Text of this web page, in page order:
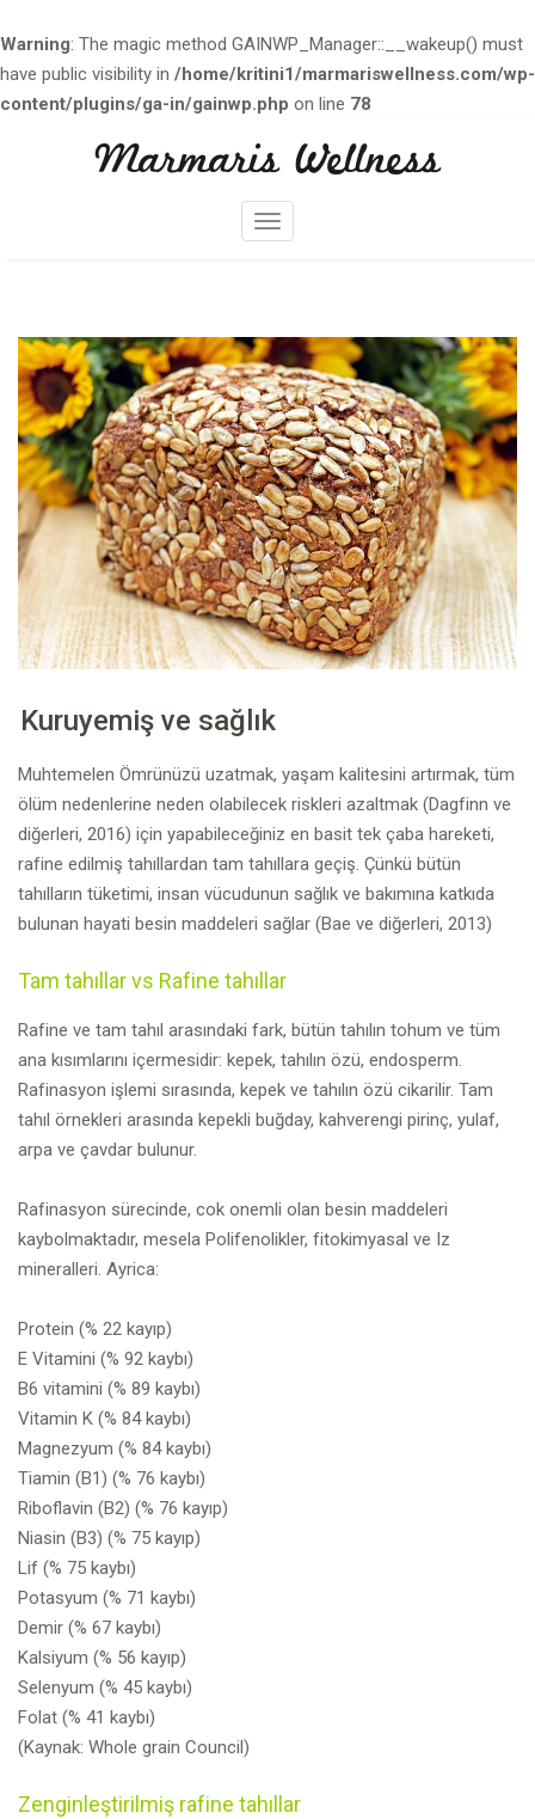
Warning: The magic method GAINWP_Manager::__wakeup() must
have public visibility in /home/kritini1/marmariswellness.com/wp-
content/plugins/ga-in/gainwp.php on line 78
Marmaris Wellness
M
y
ü
a
ç
/
k
a
p
a
Kuruyemiş ve sağlık
Muhtemelen Ömrünüzü uzatmak, yaşam kalitesini artırmak, tüm
ölüm nedenlerine neden olabilecek riskleri azaltmak (Dagfinn ve
diğerleri, 2016) için yapabileceğiniz en basit tek çaba hareketi,
rafine edilmiş tahıllardan tam tahıllara geçiş. Çünkü bütün
tahılların tüketimi, insan vücudunun sağlık ve bakımına katkıda
bulunan hayati besin maddeleri sağlar (Bae ve diğerleri, 2013)
Tam tahıllar vs Rafine tahıllar
Rafine ve tam tahıl arasındaki fark, bütün tahılın tohum ve tüm
ana kısımlarını içermesidir: kepek, tahılın özü, endosperm.
Rafinasyon işlemi sırasında, kepek ve tahılın özü cikarilir. Tam
tahıl örnekleri arasında kepekli buğday, kahverengi pirinç, yulaf,
arpa ve çavdar bulunur.
Rafinasyon sürecinde, cok onemli olan besin maddeleri
kaybolmaktadır, mesela Polifenolikler, fitokimyasal ve Iz
mineralleri. Ayrica:
Protein (% 22 kayıp)
E Vitamini (% 92 kaybı)
B6 vitamini (% 89 kaybı)
Vitamin K (% 84 kaybı)
Magnezyum (% 84 kaybı)
Tiamin (B1) (% 76 kaybı)
Riboflavin (B2) (% 76 kayıp)
Niasin (B3) (% 75 kayıp)
Lif (% 75 kaybı)
Potasyum (% 71 kaybı)
Demir (% 67 kaybı)
Kalsiyum (% 56 kayıp)
Selenyum (% 45 kaybı)
Folat (% 41 kaybı)
(Kaynak: Whole grain Council)
Zenginleştirilmiş rafine tahıllar